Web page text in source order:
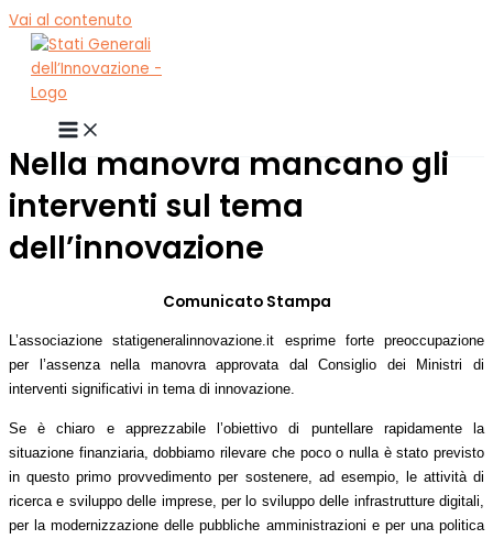
Vai al contenuto
Nella manovra mancano gli
interventi sul tema
dell’innovazione
Comunicato Stampa
L’associazione statigeneralinnovazione.it esprime forte preoccupazione
per l’assenza nella manovra approvata dal Consiglio dei Ministri di
interventi significativi in tema di innovazione.
Se è chiaro e apprezzabile l’obiettivo di puntellare rapidamente la
situazione finanziaria, dobbiamo rilevare che poco o nulla è stato previsto
in questo primo provvedimentoper sostenere, ad esempio, le attività di
ricerca e sviluppo delle imprese, per lo sviluppo delle infrastrutture digitali,
per la modernizzazione delle pubbliche amministrazioni e per una politica